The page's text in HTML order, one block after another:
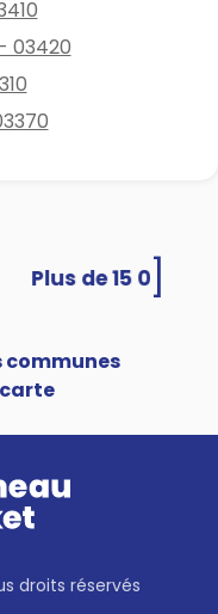
03420
communes
droits réservés